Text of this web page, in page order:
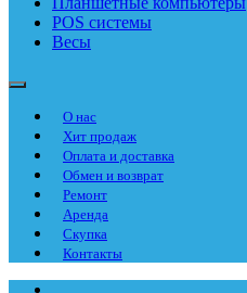
POS системы
Весы
О нас
Хит продаж
Оплата и доставка
Обмен и возврат
Ремонт
Аренда
Скупка
Контакты